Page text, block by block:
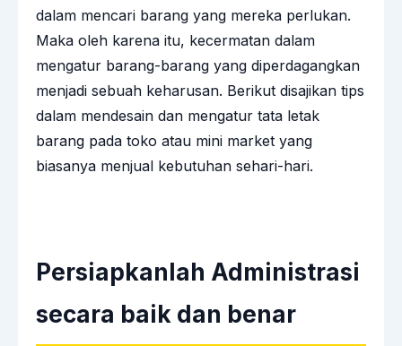
dalam mencari barang yang mereka perlukan.
Maka oleh karena itu, kecermatan dalam
mengatur barang-barang yang diperdagangkan
menjadi sebuah keharusan. Berikut disajikan tips
dalam mendesain dan mengatur tata letak
barang pada toko atau mini market yang
biasanya menjual kebutuhan sehari-hari.
Persiapkanlah Administrasi
secara baik dan benar